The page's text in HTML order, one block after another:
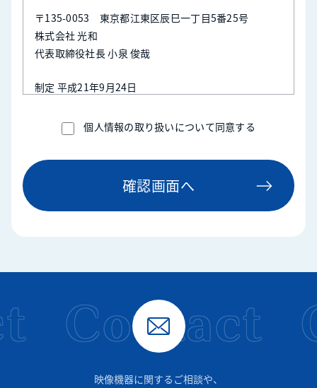
〒135-0053 東京都江東区辰巳一丁目5番25号
株式会社 光和
代表取締役社長 小泉 俊哉
制定 平成21年9月24日
個人情報保護管理者：総務部長
連絡先：総務部 03-3522-2040
のために利用させていただきます。（利用目的を変更
する際は、事前に変更点をお伝えし、同意いただいた
方の個人情報に限り、変更後の目的のために利用させ
個人情報の取り扱いについて同意する
確認画面へ
Contact
映像機器に関するご相談や、